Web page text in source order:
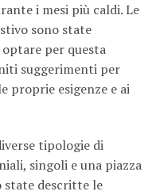
i mesi più caldi. Le
sono state
per questa
suggerimenti per
proprie esigenze e ai
tipologie di
singoli e una piazza
state descritte le